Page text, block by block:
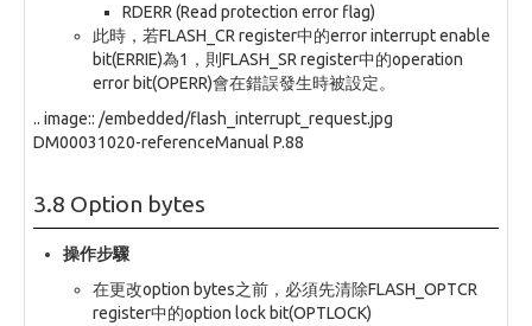
RDERR (Read protection error flag)
此時，若FLASH_CR register中的error interrupt enable
bit(ERRIE)為1，則FLASH_SR register中的operation
error bit(OPERR)會在錯誤發生時被設定。
.. image:: /embedded/flash_interrupt_request.jpg
DM00031020-referenceManual P.88
3.8 Option bytes
操作步驟
在更改option bytes之前，必須先清除FLASH_OPTCR
register中的option lock bit(OPTLOCK)